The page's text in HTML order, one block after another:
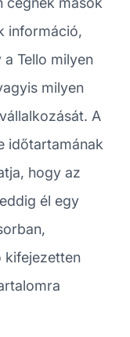
információ,
Tello milyen
milyen
A
időtartamának
hogy az
él egy
kifejezetten